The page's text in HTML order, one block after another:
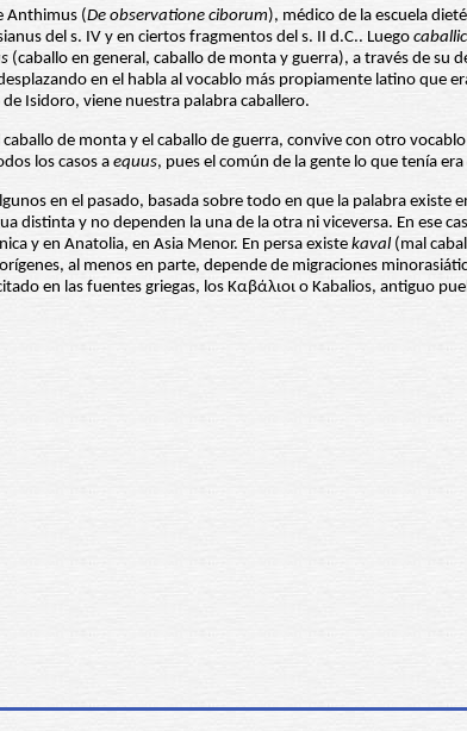
Anthimus (De observatione ciborum), médico de la escuela
del s. IV y en ciertos fragmentos del s. II d.C.. Luego
(caballo en general, caballo de monta y guerra), a través de su
en el habla al vocablo más propiamente latino que
Isidoro, viene nuestra palabra caballero.
de monta y el caballo de guerra, convive con otro
los casos a equus, pues el común de la gente lo que tenía era
en el pasado, basada sobre todo en que la palabra
distinta y no dependen la una de la otra ni viceversa. En ese
y en Anatolia, en Asia Menor. En persa existe kaval (mal
al menos en parte, depende de migraciones
en las fuentes griegas, los Καβάλιοι o Kabalios, antiguo